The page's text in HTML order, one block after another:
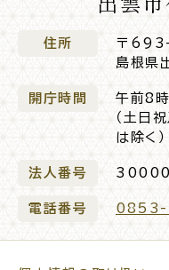
くらしの便利情報
ごみ出し
おたすけア
住所
〒
島根県
開庁時間
午前8
（土日
は除く）
法人番号
電話番号 0853-